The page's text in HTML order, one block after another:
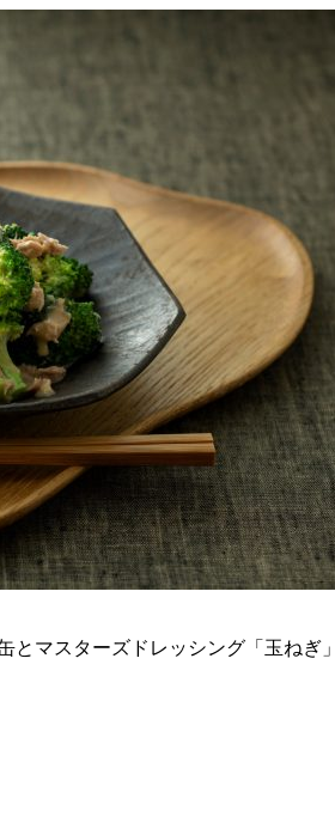
マスターズドレッシング「玉ねぎ」